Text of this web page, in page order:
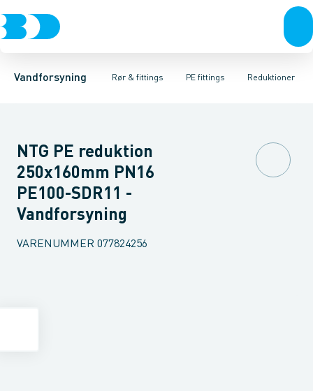
Vandforsyning Rør & fittings
Rør & fittingsKoblinger & anboringerMuffer, klemmer &
PE fittings
PE rørPE EL fittingsPE fittings Duktiljern fittingsReduktioner
Vinkler 90gr.Vinkler 60gr.Vinkler 45gr.Vinkler 30gr.Vinkler
NTG PE reduktion
250x160mm PN16
PE100-SDR11 -
Vandforsyning
VARENUMMER 077824256